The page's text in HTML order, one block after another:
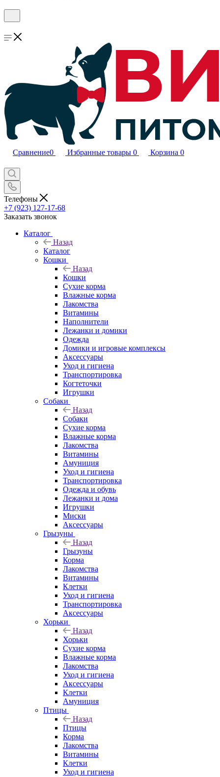
Сравнение0 Избранные товары 0 Корзина 0
Телефоны
+7 (923) 127-17-68
Заказать звонок
Каталог
Назад
Каталог
Кошки
Назад
Кошки
Сухие корма
Влажные корма
Лакомства
Витамины
Наполнители
Лежанки и домики
Одежда
Домики и игровые комплексы
Аксессуары
Уход и гигиена
Транспортировка
Когтеточки
Игрушки
Собаки
Назад
Собаки
Сухие корма
Влажные корма
Лакомства
Витамины
Амуниция
Уход и гигиена
Транспортировка
Одежда и обувь
Лежанки и дома
Игрушки
Миски
Аксессуары
Грызуны
Назад
Грызуны
Корма
Лакомства
Витамины
Клетки
Уход и гигиена
Транспортировка
Аксессуары
Хорьки
Назад
Хорьки
Сухие корма
Влажные корма
Лакомства
Уход и гигиена
Аксессуары
Клетки
Амуниция
Птицы
Назад
Птицы
Корма
Лакомства
Витамины
Клетки
Уход и гигиена